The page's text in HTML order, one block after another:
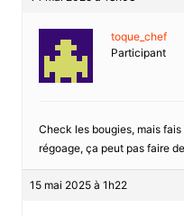
toque_chef
Participant
Check les bougies, mais fais
régoage, ça peut pas faire
15 mai 2025 à 1h22